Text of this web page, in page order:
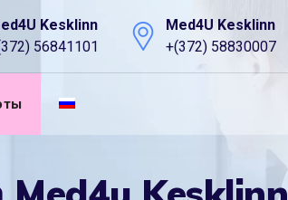
Kesklinn
56841101
Med4U Kesklinn
+(372) 58830007